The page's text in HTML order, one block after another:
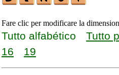
Fare clic per modificare la
Tutto alfabético Tutto
16
19